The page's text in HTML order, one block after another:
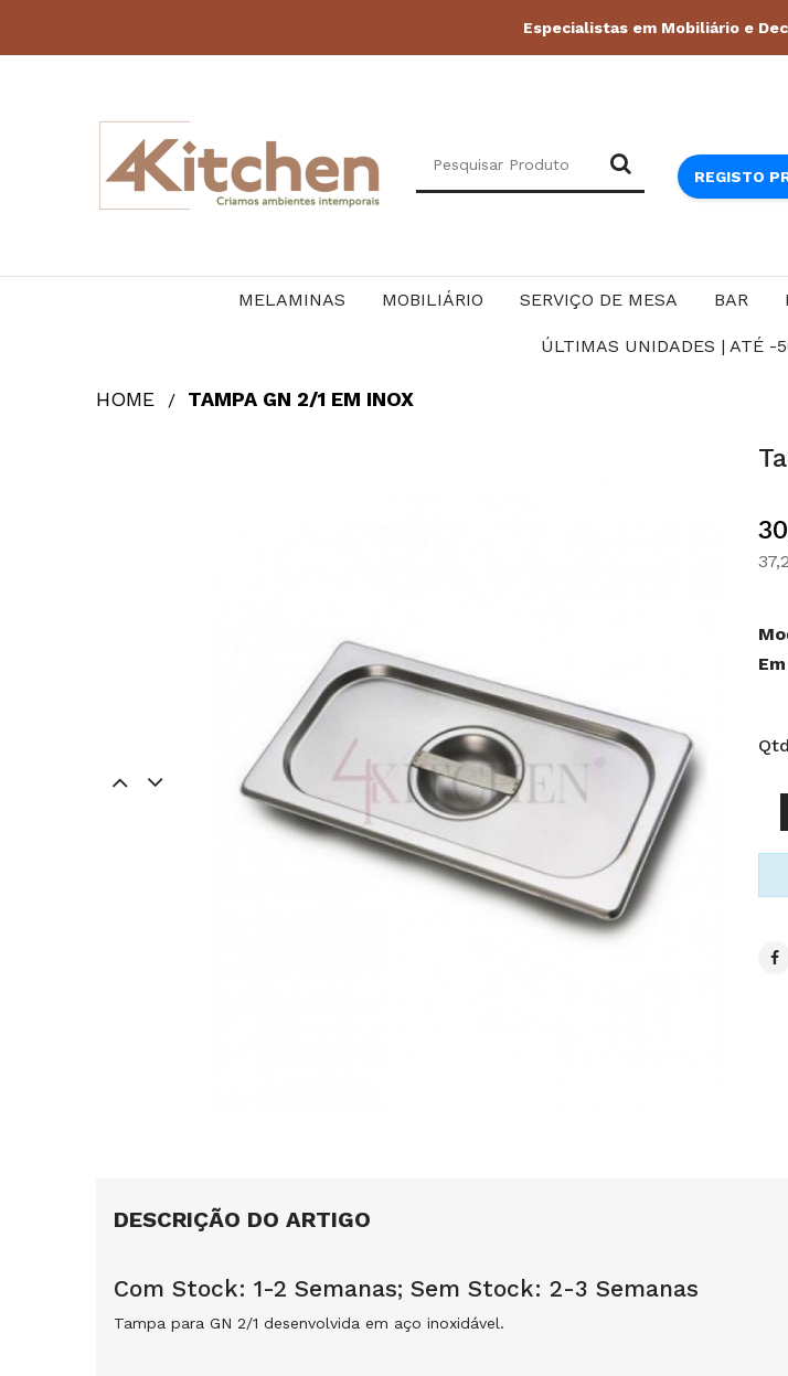
Especialistas em Mobiliário e
REGISTO
MELAMINAS MOBILIÁRIO SERVIÇO DE MESA BAR
ÚLTIMAS UNIDADES | ATÉ -
HOME TAMPA GN 2/1 EM INOX
Qtd
DESCRIÇÃO DO ARTIGO
Com Stock: 1-2 Semanas; Sem Stock: 2-3 Semanas
Tampa para GN 2/1 desenvolvida em aço inoxidável.